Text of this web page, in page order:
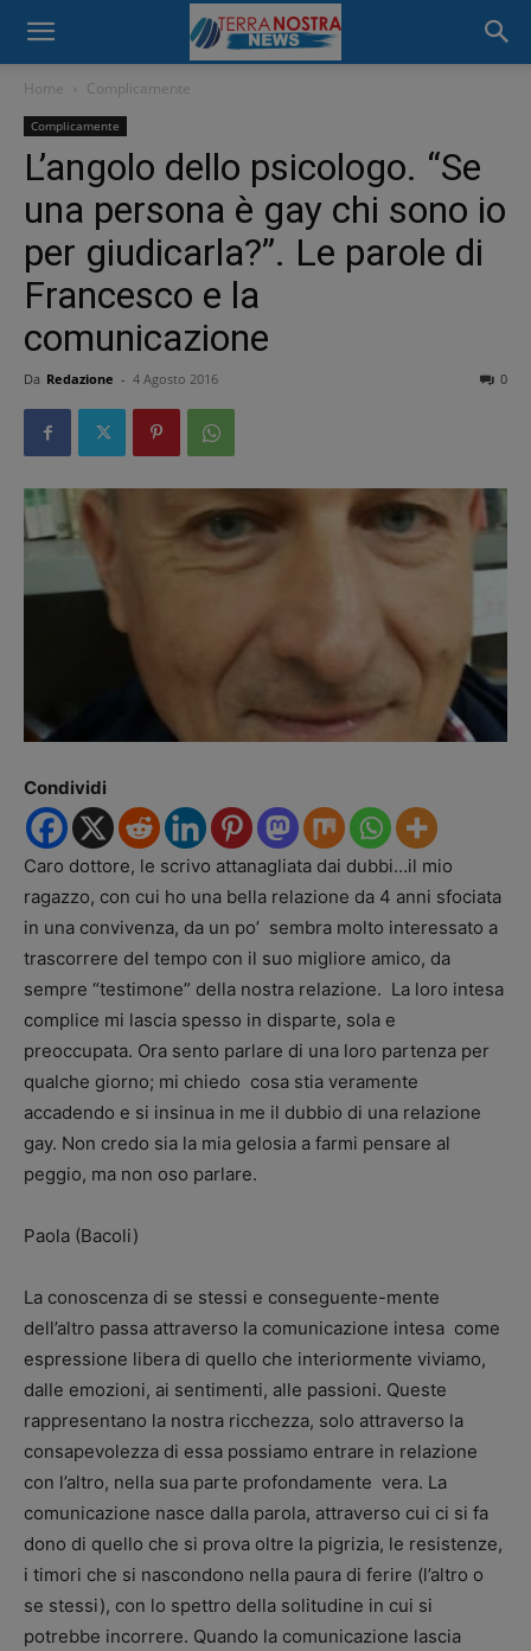
Home Complicamente
Complicamente
L’angolo dello psicologo. “Se
una persona è gay chi sono io
per giudicarla?”. Le parole di
Francesco e la
comunicazione
Da Redazione - 4 Agosto 2016 0
Condividi
Caro dottore, le scrivo attanagliata dai dubbi…il mio
ragazzo, con cui ho una bella relazione da 4 anni sfociata
in una convivenza, da un po’ sembra molto interessato a
trascorrere del tempo con il suo migliore amico, da
sempre “testimone” della nostra relazione. La loro intesa
complice mi lascia spesso in disparte, sola e
preoccupata. Ora sento parlare di una loro partenza per
qualche giorno; mi chiedo cosa stia veramente
accadendo e si insinua in me il dubbio di una relazione
gay. Non credo sia la mia gelosia a farmi pensare al
peggio, ma non oso parlare.
Paola (Bacoli)
La conoscenza di se stessi e conseguente-mente
dell’altro passa attraverso la comunicazione intesa come
espressione libera di quello che interiormente viviamo,
dalle emozioni, ai sentimenti, alle passioni. Queste
rappresentano la nostra ricchezza, solo attraverso la
consapevolezza di essa possiamo entrare in relazione
con l’altro, nella sua parte profondamente vera. La
comunicazione nasce dalla parola, attraverso cui ci si fa
dono di quello che si prova oltre la pigrizia, le resistenze,
i timori che si nascondono nella paura di ferire (l’altro o
se stessi), con lo spettro della solitudine in cui si
potrebbe incorrere. Quando la comunicazione lascia